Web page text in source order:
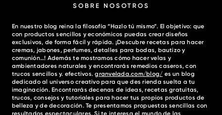
SOBRE NOSOTROS
En nuestro blog reina la filosofía “Hazlo tú mismo”. El objetivo: que
con productos sencillos y económicos puedas crear diseños
exclusivos, de forma fácil y rápida. ¡Descubre recetas para hacer
cremas, jabones, perfumes, detalles para bodas, bautizo y
comunión…! Además te mostramos cómo hacer velas y
ambientadores naturales y encontrarás remedios caseros, con
trucos sencillos y. efectivos. granvelada.com/blog/ es un blog
dedicado al universo creativo para que des rienda suelta a tu
imaginación. Encontrarás decenas de ideas, recetas gratuitas,
trucos, consejos y tutoriales para hacer tus propios productos de
belleza y de decoración. Te presentamos propuestas sencillas con
resultados espectaculares. Si te interesa el mundo de las